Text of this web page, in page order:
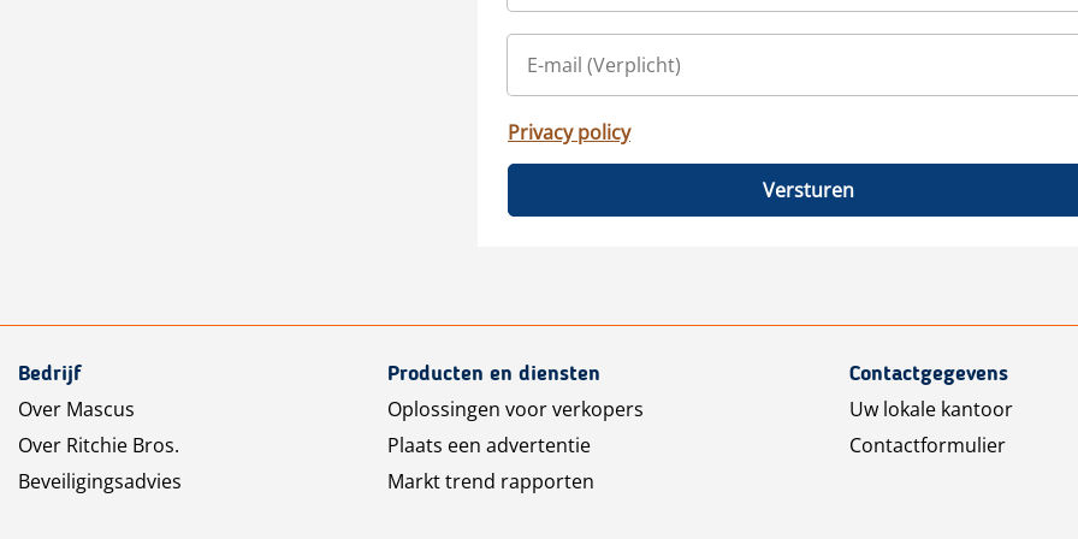
Privacy policy
Versturen
Bedrijf
Over Mascus
Over Ritchie Bros.
Beveiligingsadvies
Producten en diensten
Oplossingen voor verkopers
Plaats een advertentie
Markt trend rapporten
Contactgegevens
Uw lokale kantoor
Contactformulier